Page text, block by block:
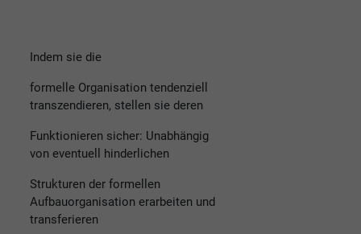
Indem sie die
formelle Organisation tendenziell
transzendieren, stellen sie deren
Funktionieren sicher: Unabhängig
von eventuell hinderlichen
Strukturen der formellen
Aufbauorganisation erarbeiten und
transferieren